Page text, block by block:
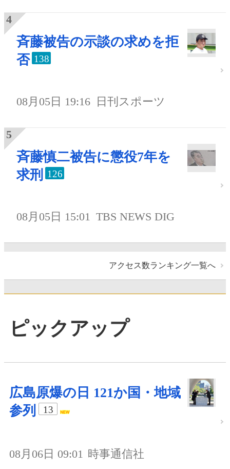
斉藤被告の示談の求めを拒
否 138
08月05日 19:16 日刊スポーツ
斉藤慎二被告に懲役7年を
求刑
126
08月05日 15:01 TBS NEWS DIG
アクセス数ランキング一覧へ
ピックアップ
広島原爆の日 121か国・地域
参列
13
08月06日 09:01 時事通信社